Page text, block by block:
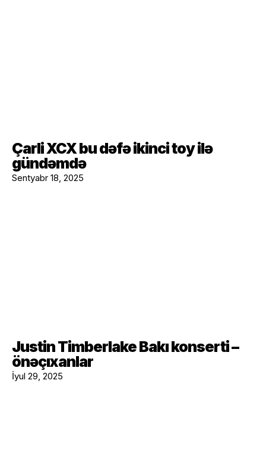
Çarli XCX bu dəfə ikinci toy ilə
gündəmdə
Sentyabr 18, 2025
Justin Timberlake Bakı konserti –
önəçıxanlar
İyul 29, 2025